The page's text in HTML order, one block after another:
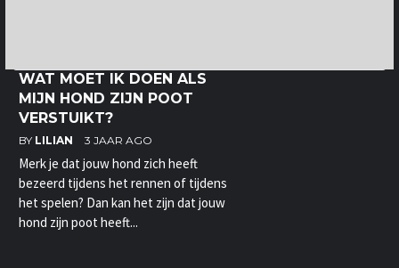
WAT MOET IK DOEN ALS
MIJN HOND ZIJN POOT
VERSTUIKT?
BY LILIAN 3 JAAR AGO
Merk je dat jouw hond zich heeft
bezeerd tijdens het rennen of tijdens
het spelen? Dan kan het zijn dat jouw
hond zijn poot heeft...